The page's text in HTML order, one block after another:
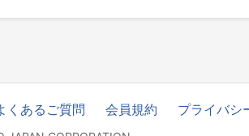
くあるご質問 会員規約 プライバシ